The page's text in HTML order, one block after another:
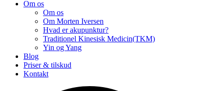
Om os
Om os
Om Morten Iversen
Hvad er akupunktur?
Traditionel Kinesisk Medicin(TKM)
Yin og Yang
Blog
Priser & tilskud
Kontakt